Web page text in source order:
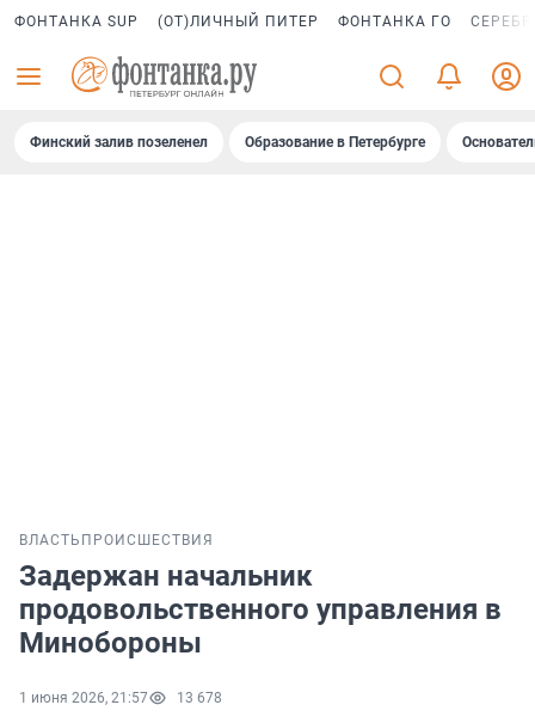
ФОНТАНКА SUP (ОТ)ЛИЧНЫЙ ПИТЕР ФОНТАНКА ГО
Финский залив позеленел Образование в Петербурге
ВЛАСТЬ ПРОИСШЕСТВИЯ
Задержан начальник
продовольственного управления в
Минобороны
1 июня 2026, 21:57 13 678